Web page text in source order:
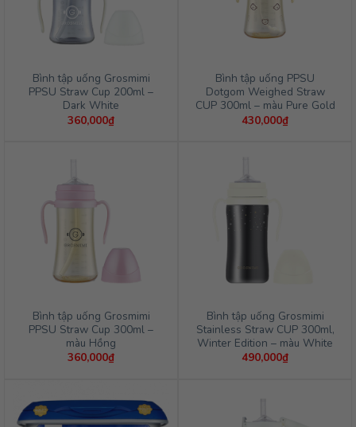
Bình tập uống Grosmimi
PPSU Straw Cup 200ml –
Dark White
360,000₫
Bình tập uống PPSU
Dotgom Weighed Straw
CUP 300ml – màu Pure Gold
430,000₫
Bình tập uống Grosmimi
PPSU Straw Cup 300ml –
màu Hồng
360,000₫
Bình tập uống Grosmimi
Stainless Straw CUP 300ml,
Winter Edition – màu White
490,000₫